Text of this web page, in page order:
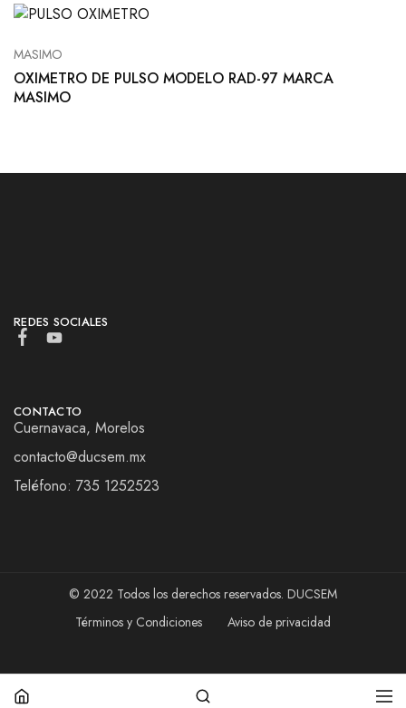
MASIMO
OXIMETRO DE PULSO MODELO RAD-97 MARCA
MASIMO
REDES SOCIALES
CONTACTO
Cuernavaca, Morelos
contacto@ducsem.mx
Teléfono: 735 1252523
© 2022 Todos los derechos reservados. DUCSEM
Términos y Condiciones
Aviso de privacidad